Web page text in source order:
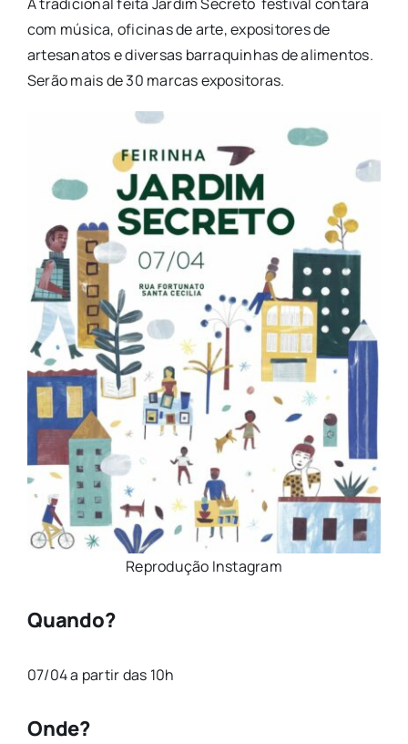
com música, oficinas de arte, expositores de
artesanatos e diversas barraquinhas de alimentos.
Serão mais de 30 marcas expositoras.
Reprodução Instagram
Quando?
07/04 a partir das 10h
Onde?